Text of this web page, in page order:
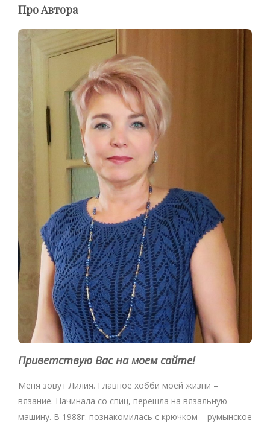
Про Автора
Приветствую Вас на моем сайте!
Меня зовут Лилия. Главное хобби моей жизни –
вязание. Начинала со спиц, перешла на вязальную
машину. В 1988г. познакомилась с крючком – румынское